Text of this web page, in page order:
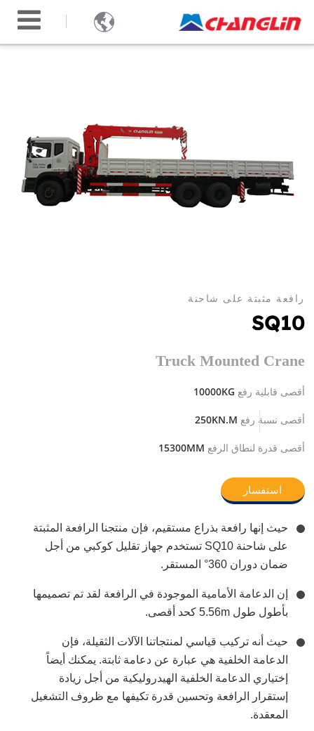

رافعة مثبتة على شاحنة
SQ10
Truck Mounted Crane
أقصى قابلية رفع 10000KG
أقصى نسبة رفع 250KN.M
أقصى قدرة لنطاق الرفع 15300MM
استفسار
حيث إنها رافعة بذراع مستقيم، فإن منتجنا الرافعة المثبتة
على شاحنة SQ10 تستخدم جهاز تقليل كوكبي من أجل
ضمان دوران 360° المستقر.
إن الدعامة الأمامية الموجودة في الرافعة لقد تم تصميمها
بأطول طول 5.56m كحد أقصى.
حيث أنه تركيب قياسي لمنتجاتنا الآلات الثقيلة، فإن
الدعامة الخلفية هي عبارة عن دعامة ثابتة. يمكنك أيضاً
إختياري الدعامة الخلفية الهيدروليكية من أجل زيادة
إستقرار الرافعة وتحسين قدرة تكيفها مع ظروف التشغيل
المعقدة.